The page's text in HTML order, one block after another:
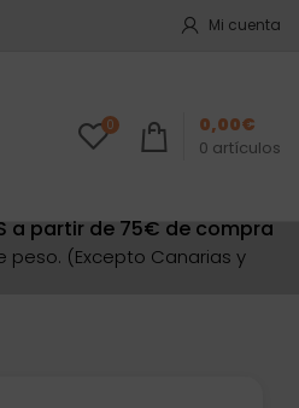
Mi cuenta
0
0 artículos
0,00€
a partir de 75€ de compra
peso. (Excepto Canarias y